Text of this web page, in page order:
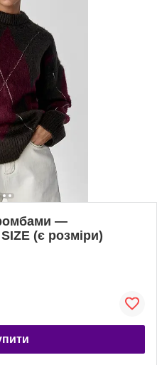
—
(є розміри)